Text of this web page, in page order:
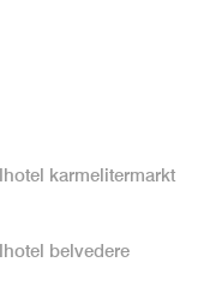
karmelitermarkt
belvedere